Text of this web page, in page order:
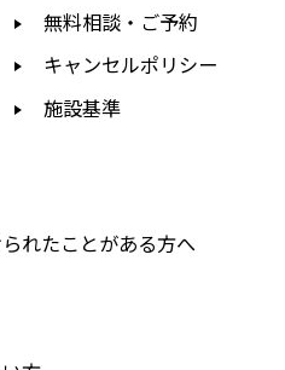
無料相談・ご予約
キャンセルポリシー
施設基準
れたことがある方へ